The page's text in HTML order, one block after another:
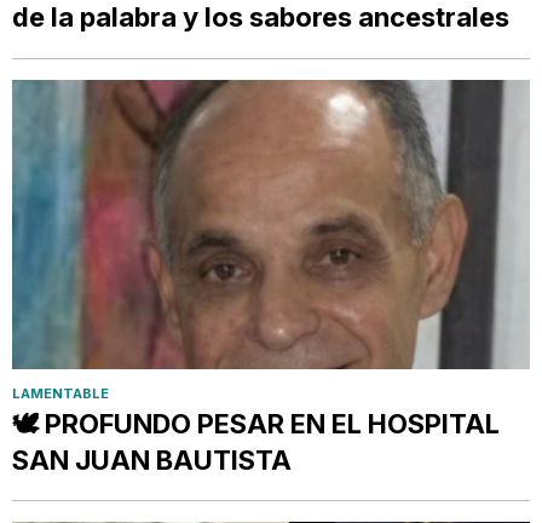
de la palabra y los sabores ancestrales
LAMENTABLE
🕊️ PROFUNDO PESAR EN EL HOSPITAL
SAN JUAN BAUTISTA